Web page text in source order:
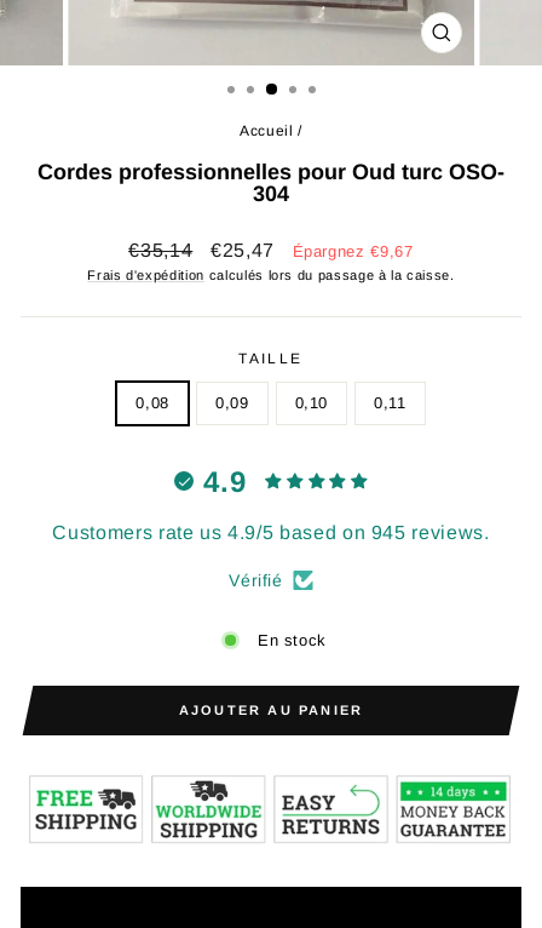
FERMER
(ESC)
Accueil /
Cordes professionnelles pour Oud turc OSO-
304
Prix
régulier
€35,14
Prix
réduit
€25,47 Épargnez €9,67
Frais d'expédition calculés lors du passage à la caisse.
TAILLE
0,08 0,09 0,10 0,11
4.9
Customers rate us 4.9/5 based on 945 reviews.
Vérifié
En stock
AJOUTER AU PANIER